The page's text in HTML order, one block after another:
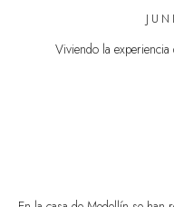
Viviendo la